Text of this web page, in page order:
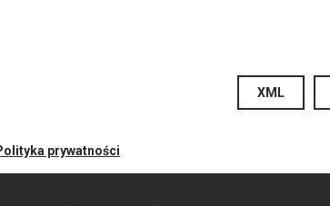
XML
prywatności